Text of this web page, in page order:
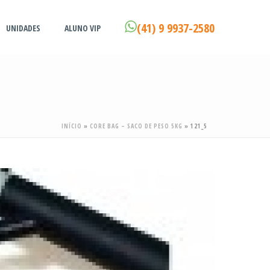
UNIDADES ALUNO VIP (41) 9 9937-2580
INÍCIO » CORE BAG – SACO DE PESO 5KG » 121_5